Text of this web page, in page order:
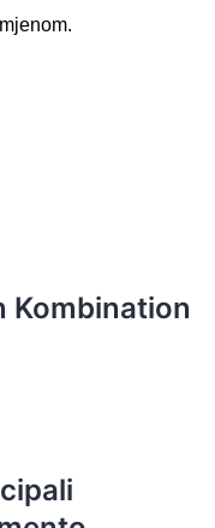
Kombination